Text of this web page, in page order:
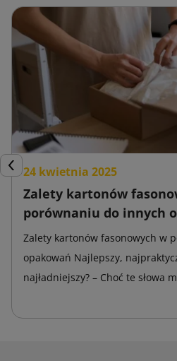
Poprzedni
24 kwietnia 2025
Zalety kartonów
porównaniu do innych
Zalety kartonów fasonowych w
opakowań Najlepszy,
najładniejszy? – Choć te słowa